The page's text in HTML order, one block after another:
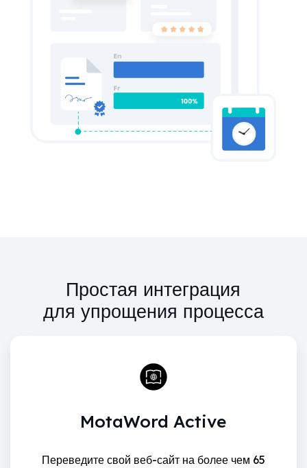
Простая интеграция
для упрощения процесса
MotaWord Active
Переведите свой веб-сайт на более чем 65